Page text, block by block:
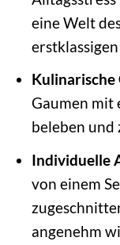
eine Welt
Kulinarische
Gaumen mit
beleben und
Individuelle
von einem
angenehm